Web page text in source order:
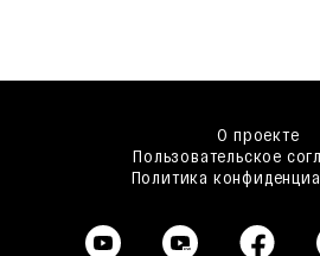
О проекте
Пользовательское
Политика